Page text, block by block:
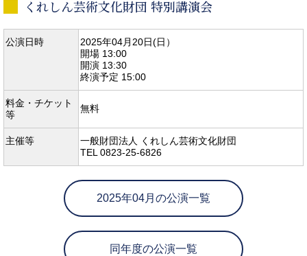
くれしん芸術文化財団 特別講演会
公演日時
2025年04月20日(日）
開場 13:00
開演 13:30
終演予定 15:00
料金・チケット
等
無料
主催等
一般財団法人 くれしん芸術文化財団
TEL 0823-25-6826
2025年04月の公演一覧
同年度の公演一覧